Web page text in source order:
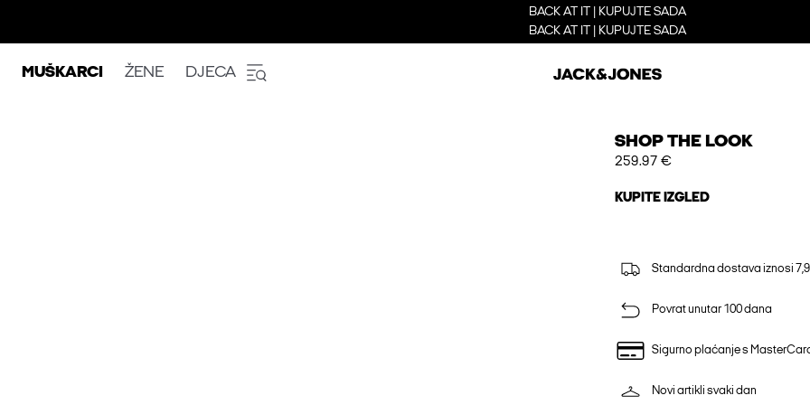
BACK AT IT | KUPUJTE SADA
BACK AT IT | KUPUJTE SADA
MUŠKARCI ŽENE DJECA
SHOP THE LOOK
259.97 €
KUPITE IZGLED
Standardna dostava iznosi
Povrat unutar 100 dana
Sigurno plaćanje s
Novi artikli svaki dan